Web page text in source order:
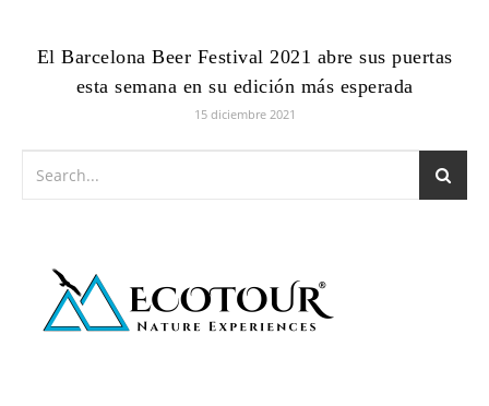
El Barcelona Beer Festival 2021 abre sus puertas
esta semana en su edición más esperada
15 diciembre 2021